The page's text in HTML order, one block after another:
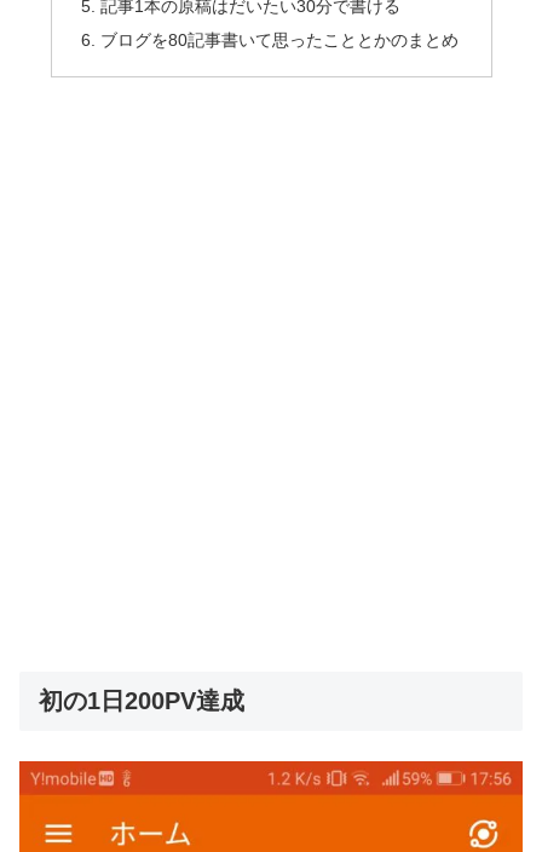
記事1本の原稿はだいたい30分で書ける
ブログを80記事書いて思ったこととかのまとめ
初の1日200PV達成